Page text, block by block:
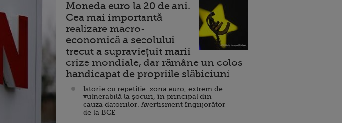
Moneda euro la 20 de ani.
Cea mai importantă
realizare macro-
economică a secolului
trecut a supraviețuit marii
crize mondiale, dar rămâne un colos
handicapat de propriile slăbiciuni
Istorie cu repetiție: zona euro, extrem de
vulnerabilă la șocuri, în principal din
cauza datoriilor. Avertisment îngrijorător
de la BCE